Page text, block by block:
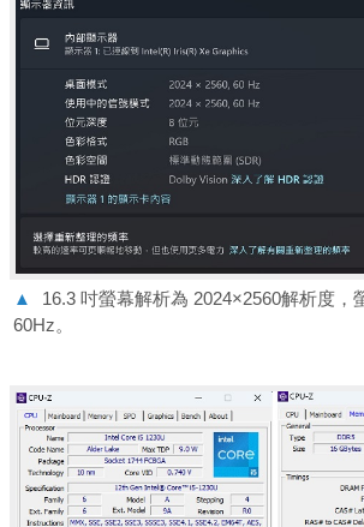
▲
16.3 吋螢幕解析為 2024×2560解析度，
60Hz。